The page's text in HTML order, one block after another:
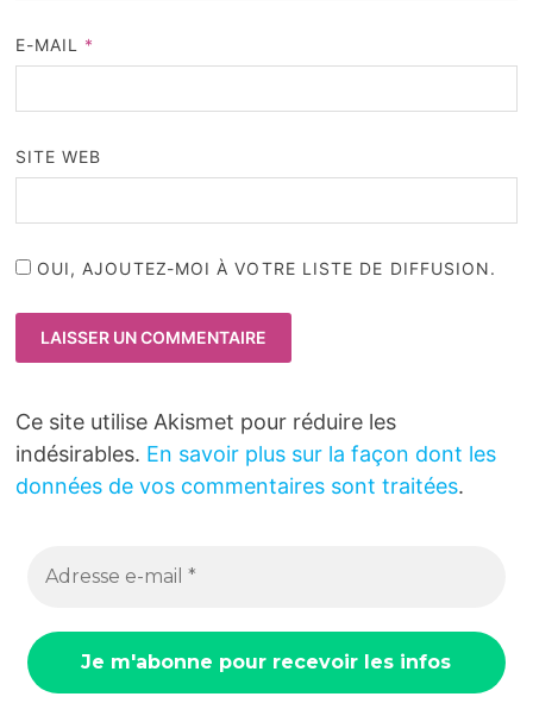
E-MAIL *
SITE WEB
OUI, AJOUTEZ-MOI À VOTRE LISTE DE DIFFUSION.
Ce site utilise Akismet pour réduire les
indésirables. En savoir plus sur la façon dont les
données de vos commentaires sont traitées.